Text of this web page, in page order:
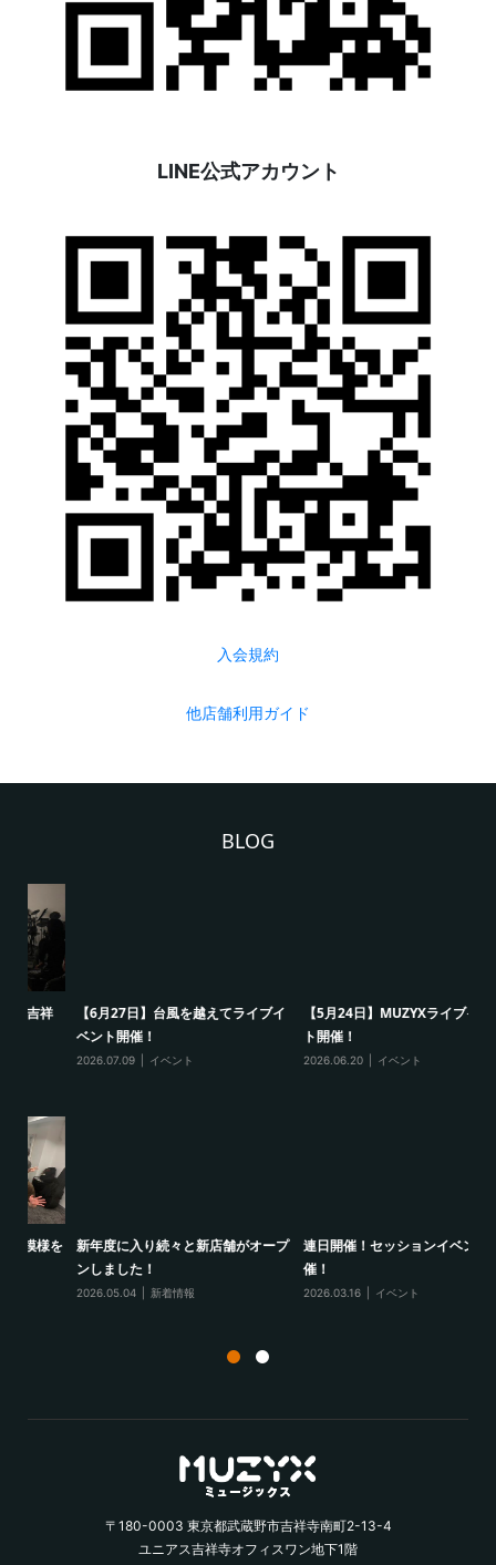
LINE公式アカウント
入会規約
他店舗利用ガイド
BLOG
【6月27日】台風を越えてライブイ
ベント開催！
2026.07.09 イベント
【5月24日】MUZYXライブイベン
2026.06.20 イベント
新年度に入り続々と新店舗がオープ
ンしました！
2026.05.04 新着情報
連日開催！セッションイベント開
2026.03.16 イベント
〒180-0003 東京都武蔵野市吉祥寺南町2-13-4
ユニアス吉祥寺オフィスワン地下1階